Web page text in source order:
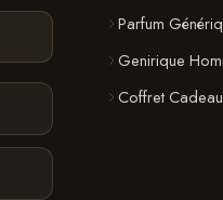
Parfum
Genirique
Coffret